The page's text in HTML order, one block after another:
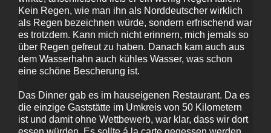
Kein Regen, wie man ihn als Norddeutscher wirklich
als Regen bezeichnen würde, sondern erfrischend war
es trotzdem. Kann mich nicht erinnern, mich jemals so
über Regen gefreut zu haben. Danach kam auch aus
dem Wasserhahn auch kühles Wasser, was schon
eine schöne Bescherung ist.
Das Dinner gab es im hauseigenen Restaurant. Da es
die einzige Gaststätte im Umkreis von 50 Kilometern
ist und damit ohne Wettbewerb, war klar, dass wir dort